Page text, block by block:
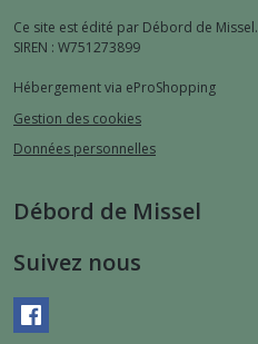
Ce site est édité par Débord de Missel.
SIREN : W751273899
Hébergement via eProShopping
Gestion des cookies
Données personnelles
Débord de Missel
Suivez nous